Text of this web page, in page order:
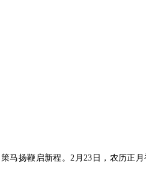
马扬鞭启新程。2月23日，农历正